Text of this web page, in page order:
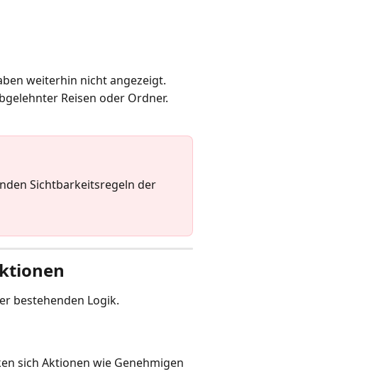
weiterhin nicht angezeigt.
Reisen oder Ordner.
bestehenden Logik.
sich Aktionen wie Genehmigen